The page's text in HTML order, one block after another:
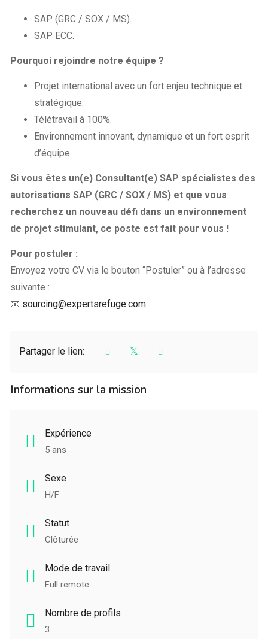
SAP (GRC / SOX / MS).
SAP ECC.
Pourquoi rejoindre notre équipe ?
Projet international avec un fort enjeu technique et
stratégique.
Télétravail à 100%.
Environnement innovant, dynamique et un fort esprit
d’équipe.
Si vous êtes un(e) Consultant(e) SAP spécialistes des
autorisations SAP (GRC / SOX / MS) et que vous
recherchez un nouveau défi dans un environnement
de projet stimulant, ce poste est fait pour vous !
Pour postuler :
Envoyez votre CV via le bouton “Postuler” ou à l’adresse
suivante :
📧 sourcing@expertsrefuge.com
Partager le lien:
Informations sur la mission
Expérience
5 ans
Sexe
H/F
Statut
Clôturée
Mode de travail
Full remote
Nombre de profils
3